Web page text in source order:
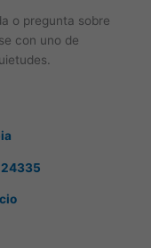
o pregunta sobre
con uno de